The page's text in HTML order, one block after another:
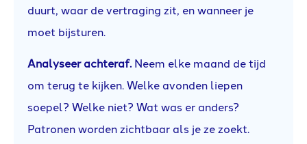
duurt, waar de vertraging zit, en wanneer je
moet bijsturen.
Analyseer achteraf. Neem elke maand de tijd
om terug te kijken. Welke avonden liepen
soepel? Welke niet? Wat was er anders?
Patronen worden zichtbaar als je ze zoekt.